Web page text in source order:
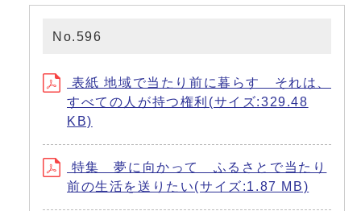
No.596
表紙 地域で当たり前に暮らす それは、
すべての人が持つ権利(サイズ:329.48
KB)
特集 夢に向かって ふるさとで当たり
前の生活を送りたい(サイズ:1.87 MB)